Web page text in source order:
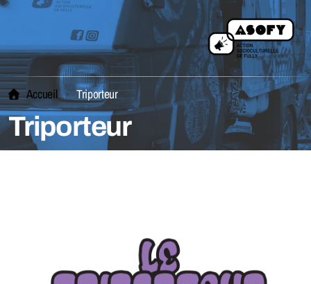
Accueil Triporteur
Triporteur
Être membre